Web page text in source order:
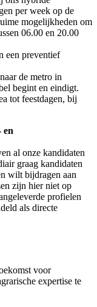
per week op de
mogelijkheden om
06.00 en 20.00
een preventief
de metro in
begint en eindigt.
tot feestdagen, bij
en
al onze kandidaten
graag kandidaten
wilt bijdragen aan
zijn hier niet op
profielen
als directe
voor
expertise te